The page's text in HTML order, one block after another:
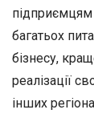
підприємцям
багатьох
бізнесу,
реалізації
інших